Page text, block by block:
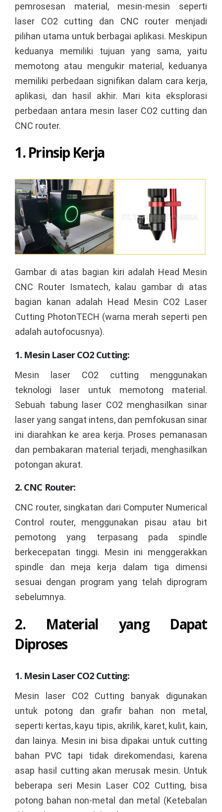
pemrosesan material, mesin-mesin seperti
laser CO2 cutting dan CNC router menjadi
pilihan utama untuk berbagai aplikasi. Meskipun
keduanya memiliki tujuan yang sama, yaitu
memotong atau mengukir material, keduanya
memiliki perbedaan signifikan dalam cara kerja,
aplikasi, dan hasil akhir. Mari kita eksplorasi
perbedaan antara mesin laser CO2 cutting dan
CNC router.
1. Prinsip Kerja
Gambar di atas bagian kiri adalah Head Mesin
CNC Router Ismatech, kalau gambar di atas
bagian kanan adalah Head Mesin CO2 Laser
Cutting PhotonTECH (warna merah seperti pen
adalah autofocusnya).
1. Mesin Laser CO2 Cutting:
Mesin laser CO2 cutting menggunakan
teknologi laser untuk memotong material.
Sebuah tabung laser CO2 menghasilkan sinar
laser yang sangat intens, dan pemfokusan sinar
ini diarahkan ke area kerja. Proses pemanasan
dan pembakaran material terjadi, menghasilkan
potongan akurat.
2. CNC Router:
CNC router, singkatan dari Computer Numerical
Control router, menggunakan pisau atau bit
pemotong yang terpasang pada spindle
berkecepatan tinggi. Mesin ini menggerakkan
spindle dan meja kerja dalam tiga dimensi
sesuai dengan program yang telah diprogram
sebelumnya.
2. Material yang Dapat
Diproses
1. Mesin Laser CO2 Cutting:
Mesin laser CO2 Cutting banyak digunakan
untuk potong dan grafir bahan non metal,
seperti kertas, kayu tipis, akrilik, karet, kulit, kain,
dan lainya. Mesin ini bisa dipakai untuk cutting
bahan PVC tapi tidak direkomendasi, karena
asap hasil cutting akan merusak mesin. Untuk
beberapa seri Mesin Laser CO2 Cutting, bisa
potong bahan non-metal dan metal (Ketebalan